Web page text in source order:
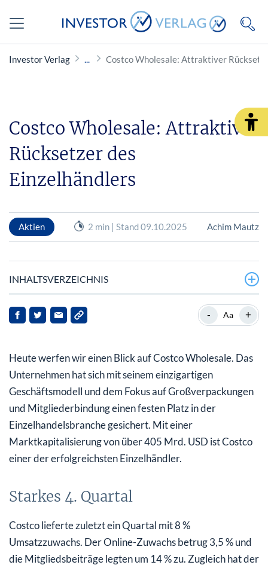
Investor Verlag Costco Wholesale: Attraktiver
Costco Wholesale: Attraktiver
Rücksetzer des
Einzelhändlers
Aktien 2 min | Stand 09.10.2025 Achim Mautz
INHALTSVERZEICHNIS
Starkes 4. Quartal
Charttechnischer Blick
Fazit
- Aa +
Heute werfen wir einen Blick auf Costco Wholesale. Das
Unternehmen hat sich mit seinem einzigartigen
Geschäftsmodell und dem Fokus auf Großverpackungen
und Mitgliederbindung einen festen Platz in der
Einzelhandelsbranche gesichert. Mit einer
Marktkapitalisierung von über 405 Mrd. USD ist Costco
einer der erfolgreichsten Einzelhändler.
Starkes 4. Quartal
Costco lieferte zuletzt ein Quartal mit 8 %
Umsatzzuwachs. Der Online-Zuwachs betrug 3,5 % und
die Mitgliedsbeiträge legten um 14 % zu. Zugleich hat der